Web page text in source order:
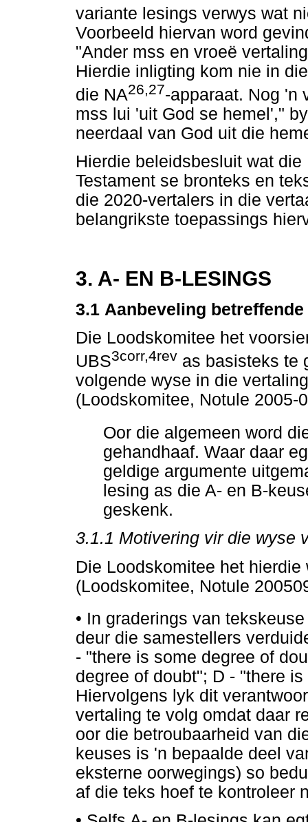
variante lesings verwys wat
Voorbeeld hiervan word
"Ander mss en vroeë
Hierdie inligting kom nie in
die NA26,27-apparaat. Nog 'n
mss lui 'uit God se hemel',"
neerdaal van God uit die
Hierdie beleidsbesluit wat
Testament se bronteks en
die 2020-vertalers in die
belangrikste toepassings
3. A- EN B-LESINGS
3.1 Aanbeveling
Die Loodskomitee het
UBS3corr,4rev as basisteks te
volgende wyse in die
(Loodskomitee, Notule 2005-
Oor die algemeen word
gehandhaaf. Waar daar
geldige argumente
lesing as die A- en B-
geskenk.
3.1.1 Motivering vir die wyse
Die Loodskomitee het
(Loodskomitee, Notule
• In graderings van
deur die samestellers
- "there is some degree of
degree of doubt"; D - "there
Hiervolgens lyk dit
vertaling te volg omdat daar
oor die betroubaarheid van
keuses is 'n bepaalde deel
eksterne oorwegings) so
af die teks hoef te kontroleer